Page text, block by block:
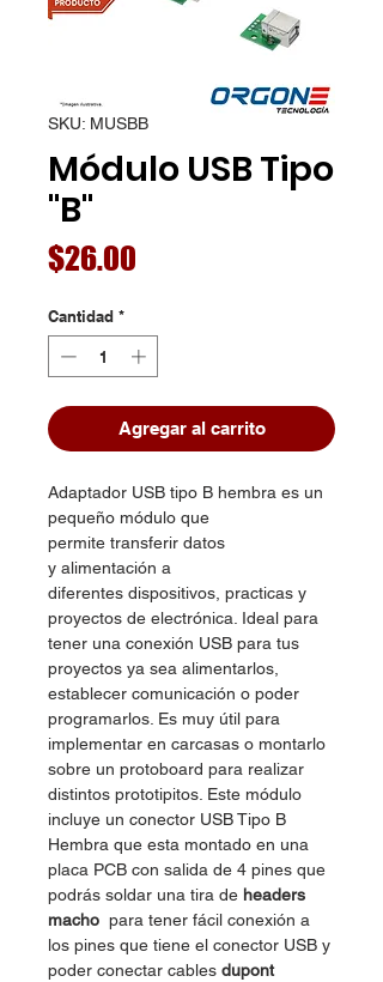
SKU: MUSBB
Módulo USB Tipo
"B"
$26.00
Cantidad *
Agregar al carrito
Adaptador USB tipo B hembra es un
pequeño módulo que
permite transferir datos
y alimentación a
diferentes dispositivos, practicas y
proyectos de electrónica. Ideal para
tener una conexión USB para tus
proyectos ya sea alimentarlos,
establecer comunicación o poder
programarlos. Es muy útil para
implementar en carcasas o montarlo
sobre un protoboard para realizar
distintos prototipitos. Este módulo
incluye un conector USB Tipo B
Hembra que esta montado en una
placa PCB con salida de 4 pines que
podrás soldar una tira de headers
macho para tener fácil conexión a
los pines que tiene el conector USB y
poder conectar cables dupont